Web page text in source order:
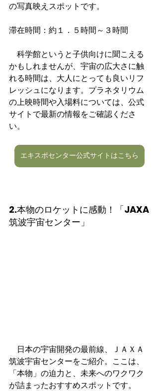
の写真映えスポットです。
滞在時間：約１．５時間～３時間
科学館というと子供向けに聞こえる
かもしれませんが、宇宙の広大さに触
れる時間は、大人にとっても良いリフ
レッシュになります。プラネタリウム
の上映時間や入場料については、公式
サイトで最新の情報をご確認くださ
い。
エキスポセンター公式サイトはこちら
2.本物のロケットに感動！「JAXA
筑波宇宙センター」
日本の宇宙開発の最前線、ＪＡＸＡ
筑波宇宙センターをご紹介。ここは、
「本物」の迫力と、未来へのワクワク
が詰まったおすすめスポットです。